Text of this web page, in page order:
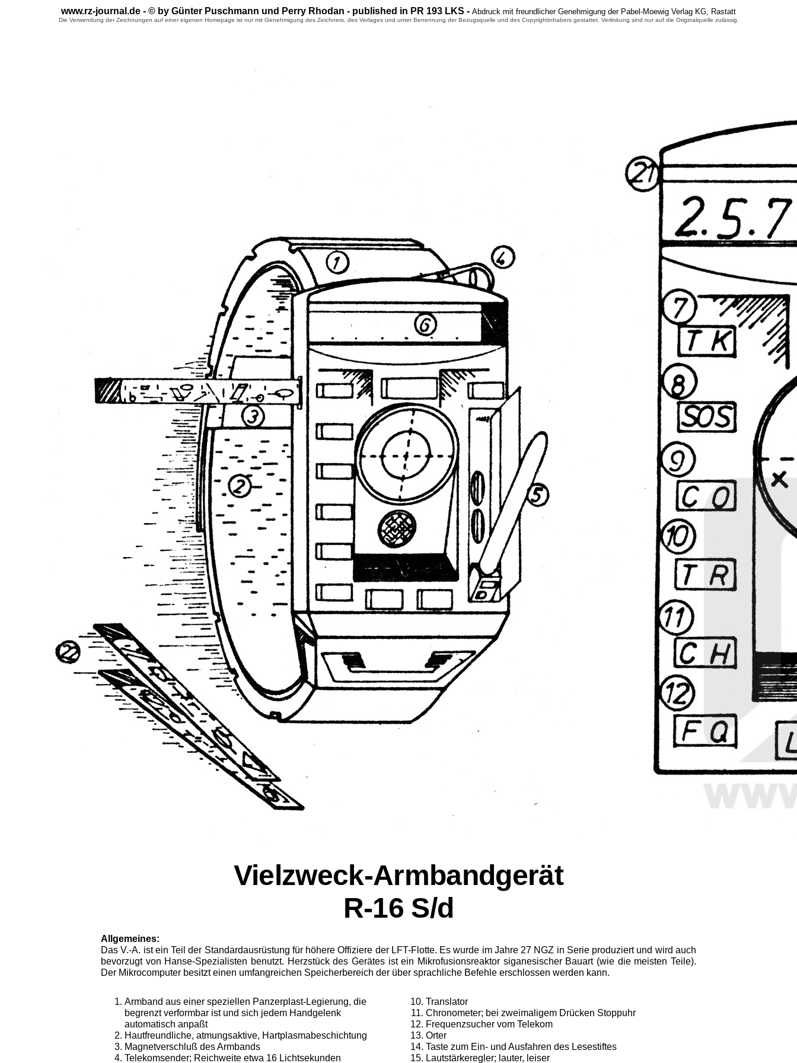
www.rz-journal.de - © by Günter Puschmann und Perry Rhodan - published in PR 193 LKS - Abdruck mit freundlicher Genehmigung der Pabel-Moewig Verlag KG, Rastatt
Die Verwendung der Zeichnungen auf einer eigenen Homepage ist nur mit Genehmigung des Zeichners, des Verlages und unter Benennung der Bezugsquelle und des Copyrightinhabers gestattet. Verlinkung sind nur auf die Originalquelle zulässig.
Vielzweck-Armbandgerät
R-16 S/d
Allgemeines:
Das V.-A. ist ein Teil der Standardausrüstung für höhere Offiziere der LFT-Flotte. Es wurde im Jahre 27 NGZ in Serie produziert und wird auch
bevorzugt von Hanse-Spezialisten benutzt. Herzstück des Gerätes ist ein Mikrofusions­reaktor siganesischer Bauart (wie die meisten Teile).
Der Mikrocomputer besitzt einen um­fangreichen Speicherbereich der über sprach­liche Befehle erschlossen werden kann.
Armband aus einer speziellen Panzerplast-Legierung, die
begrenzt verformbar ist und sich jedem Handgelenk
automatisch anpaßt
Hautfreundliche, atmungsaktive, Hartplas­mabeschichtung
Magnetverschluß des Armbands
Telekomsender; Reichweite etwa 16 Licht­sekunden
Translator
Chronometer; bei zweimaligem Drücken Stoppuhr
Frequenzsucher vom Telekom
Orter
Taste zum Ein- und Ausfahren des Lesestiftes
Lautstärkeregler; lauter, leiser